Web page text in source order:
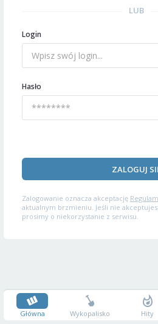
LUB
Login
Hasło
ZALOGUJ
Zalogowanie oznacza akceptację
aktualnym brzmieniu. Jeśli nie
prosimy o niekorzystanie z serwisu.
Główna Wykopalisko Hity